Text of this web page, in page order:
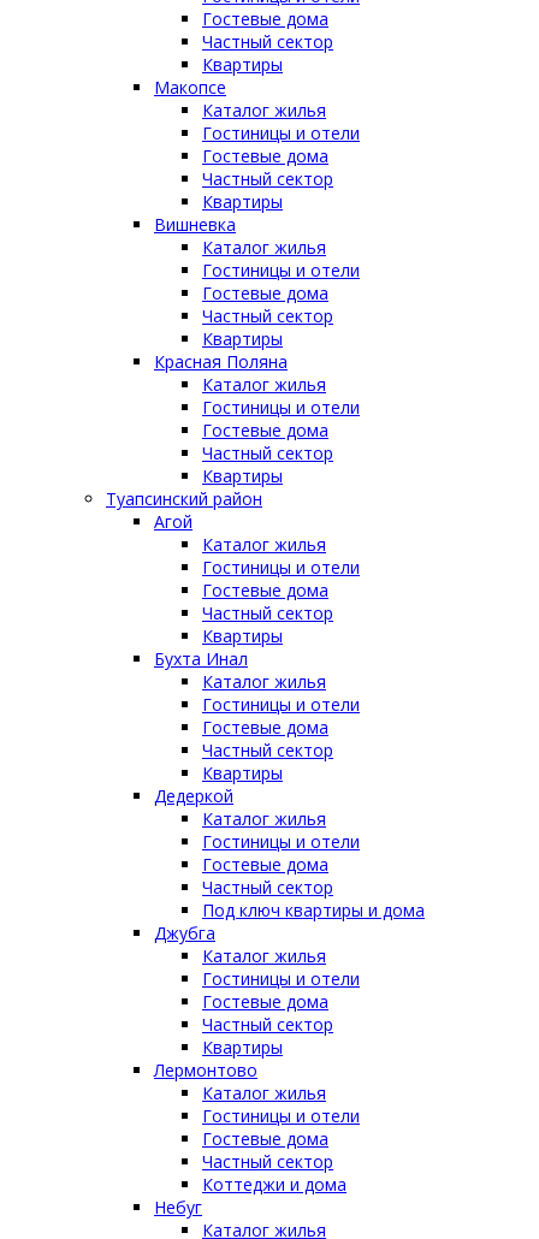
Гостевые дома
Частный сектор
Квартиры
Макопсе
Каталог жилья
Гостиницы и отели
Гостевые дома
Частный сектор
Квартиры
Вишневка
Каталог жилья
Гостиницы и отели
Гостевые дома
Частный сектор
Квартиры
Красная Поляна
Каталог жилья
Гостиницы и отели
Гостевые дома
Частный сектор
Квартиры
Туапсинский район
Агой
Каталог жилья
Гостиницы и отели
Гостевые дома
Частный сектор
Квартиры
Бухта Инал
Каталог жилья
Гостиницы и отели
Гостевые дома
Частный сектор
Квартиры
Дедеркой
Каталог жилья
Гостиницы и отели
Гостевые дома
Частный сектор
Под ключ квартиры и дома
Джубга
Каталог жилья
Гостиницы и отели
Гостевые дома
Частный сектор
Квартиры
Лермонтово
Каталог жилья
Гостиницы и отели
Гостевые дома
Частный сектор
Коттеджи и дома
Небуг
Каталог жилья